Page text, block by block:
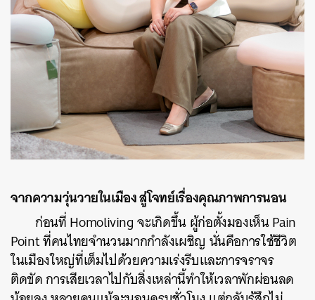
จากความวุ่นวายในเมือง สู่โจทย์เรื่องคุณภาพการนอน
ก่อนที่ Homoliving จะเกิดขึ้น ผู้ก่อตั้งมองเห็น Pain
Point ที่คนไทยจำนวนมากกำลังเผชิญ นั่นคือการใช้ชีวิต
ในเมืองใหญ่ที่เต็มไปด้วยความเร่งรีบและการจราจร
ติดขัด การเสียเวลาไปกับสิ่งเหล่านี้ทำให้เวลาพักผ่อนลด